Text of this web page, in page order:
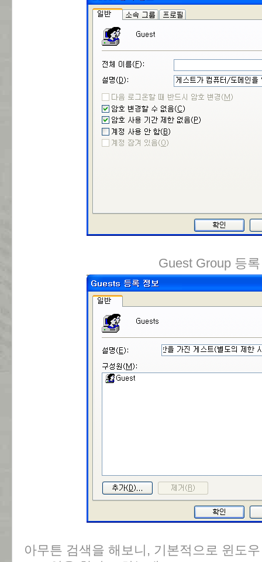
Guest Group 등
아무튼 검색을 해보니, 기본적으로 윈도